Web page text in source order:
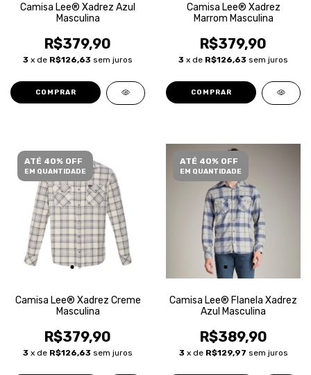
Camisa Lee® Xadrez Azul
Masculina
R$379,90
3 x de R$126,63 sem juros
COMPRAR
Camisa Lee® Xadrez
Marrom Masculina
R$379,90
3 x de R$126,63 sem juros
COMPRAR
ATÉ 40% OFF
EM QUANTIDADE
Camisa Lee® Xadrez Creme
Masculina
R$379,90
3 x de R$126,63 sem juros
ATÉ 40% OFF
EM QUANTIDADE
Camisa Lee® Flanela Xadrez
Azul Masculina
R$389,90
3 x de R$129,97 sem juros